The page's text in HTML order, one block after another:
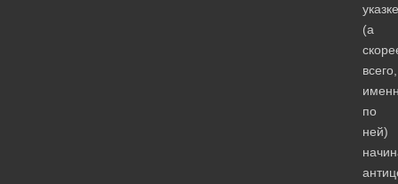
указке
(а
всего,
по
ней)